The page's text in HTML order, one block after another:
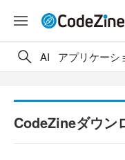
AI アプリケーシ
CodeZineダウン